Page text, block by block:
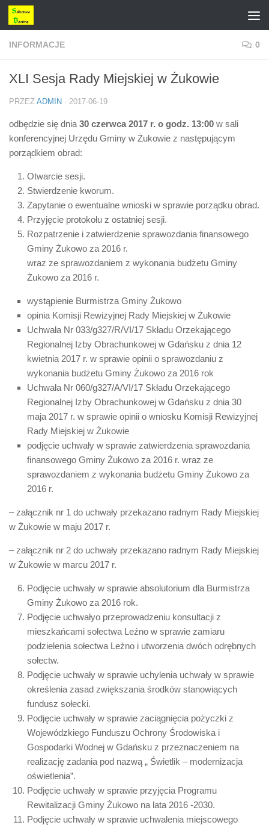
Przejdź do treści
INFORMACJE 0
XLI Sesja Rady Miejskiej w Żukowie
PRZEZ ADMIN · 2017-06-19
odbędzie się dnia 30 czerwca 2017 r. o godz. 13:00 w sali
konferencyjnej Urzędu Gminy w Żukowie z następującym
porządkiem obrad:
Otwarcie sesji.
Stwierdzenie kworum.
Zapytanie o ewentualne wnioski w sprawie porządku obrad.
Przyjęcie protokołu z ostatniej sesji.
Rozpatrzenie i zatwierdzenie sprawozdania finansowego
Gminy Żukowo za 2016 r.
wraz ze sprawozdaniem z wykonania budżetu Gminy
Żukowo za 2016 r.
wystąpienie Burmistrza Gminy Żukowo
opinia Komisji Rewizyjnej Rady Miejskiej w Żukowie
Uchwała Nr 033/g327/R/VI/17 Składu Orzekającego
Regionalnej Izby Obrachunkowej w Gdańsku z dnia 12
kwietnia 2017 r. w sprawie opinii o sprawozdaniu z
wykonania budżetu Gminy Żukowo za 2016 rok
Uchwała Nr 060/g327/A/VI/17 Składu Orzekającego
Regionalnej Izby Obrachunkowej w Gdańsku z dnia 30
maja 2017 r. w sprawie opinii o wniosku Komisji Rewizyjnej
Rady Miejskiej w Żukowie
podjęcie uchwały w sprawie zatwierdzenia sprawozdania
finansowego Gminy Żukowo za 2016 r. wraz ze
sprawozdaniem z wykonania budżetu Gminy Żukowo za
2016 r.
– załącznik nr 1 do uchwały przekazano radnym Rady Miejskiej
w Żukowie w maju 2017 r.
– załącznik nr 2 do uchwały przekazano radnym Rady Miejskiej
w Żukowie w marcu 2017 r.
Podjęcie uchwały w sprawie absolutorium dla Burmistrza
Gminy Żukowo za 2016 rok.
Podjęcie uchwałyo przeprowadzeniu konsultacji z
mieszkańcami sołectwa Leźno w sprawie zamiaru
podzielenia sołectwa Leźno i utworzenia dwóch odrębnych
sołectw.
Podjęcie uchwały w sprawie uchylenia uchwały w sprawie
określenia zasad zwiększania środków stanowiących
fundusz sołecki.
Podjęcie uchwały w sprawie zaciągnięcia pożyczki z
Wojewódzkiego Funduszu Ochrony Środowiska i
Gospodarki Wodnej w Gdańsku z przeznaczeniem na
realizację zadania pod nazwą „ Świetlik – modernizacja
oświetlenia”.
Podjęcie uchwały w sprawie przyjęcia Programu
Rewitalizacji Gminy Żukowo na lata 2016 -2030.
Podjęcie uchwały w sprawie uchwalenia miejscowego